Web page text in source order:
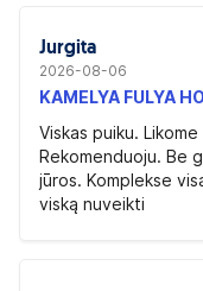
Jurgita
2026-08-06
KAMELYA FULYA
Viskas puiku.
Rekomenduoju. Be
jūros. Komplekse
viską nuveikti